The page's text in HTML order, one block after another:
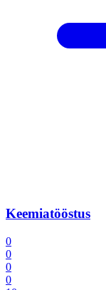
Keemiatööstus
0
0
0
0